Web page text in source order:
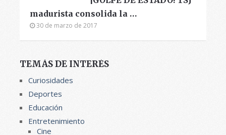
madurista consolida la …
30 de marzo de 2017
TEMÁS DE INTERÉS
Curiosidades
Deportes
Educación
Entretenimiento
Cine